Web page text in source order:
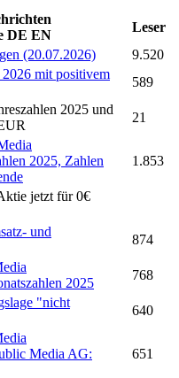
DE EN
Leser
(20.07.2026)
9.520
2026 mit positivem
589
2025 und
21
2025, Zahlen
1.853
jetzt für 0€
und
874
2025
768
"nicht
640
Media AG:
651